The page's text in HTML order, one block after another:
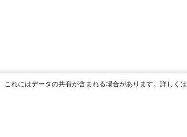
れにはデータの共有が含まれる場合があります。詳しくは